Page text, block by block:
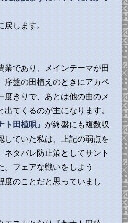
します。
であり、メインテーマが田
序盤の田植えのときにアカペ
度きりで、あとは他の曲のメ
出てくるのが主になります。
ト田植唄』が終盤にも複数収
していた私は、上記の弱点を
ネタバレ防止策としてサント
。フェアな戦いをしよう
のことだと思っていまし